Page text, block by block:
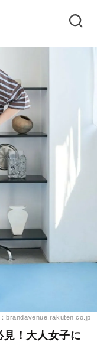
brandavenue.rakuten.co.jp
！大人女子に